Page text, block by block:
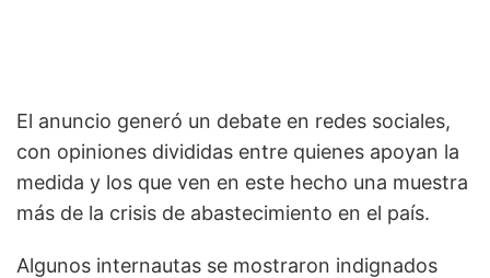
El anuncio generó un debate en redes sociales,
con opiniones divididas entre quienes apoyan la
medida y los que ven en este hecho una muestra
más de la crisis de abastecimiento en el país.
Algunos internautas se mostraron indignados